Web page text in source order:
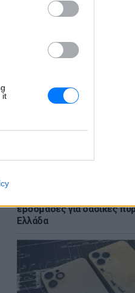
it
ΕΙΔΗΣΕΙΣ
Ποια χώρα έχτισε
400 χλμ. για τα τσουνάμι -
και γιατί διχάζει
Meteo: Ποιες είναι οι 6
εβδομάδες για δασικές
Ελλάδα